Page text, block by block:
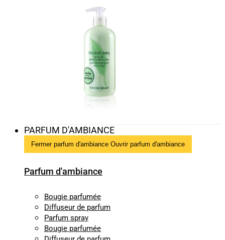
PARFUM D'AMBIANCE
Fermer parfum d'ambiance Ouvrir parfum d'ambiance
Parfum d'ambiance
Bougie parfumée
Diffuseur de parfum
Parfum spray
Bougie parfumée